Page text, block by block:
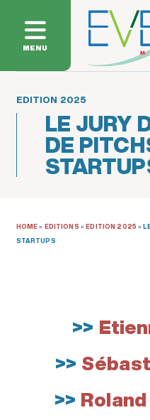
MENU
EDITION 2025
LE JURY
DE
HOME» EDITIONS »EDITION 2025 »
STARTUPS
>>
>>
>>